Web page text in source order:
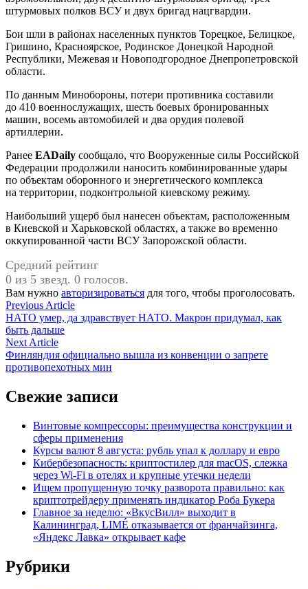
штурмовых полков ВСУ и двух бригад нацгвардии.
Бои шли в районах населенных пунктов Торецкое, Белицкое,
Гришино, Красноярское, Родинское Донецкой Народной
Республики, Межевая и Новоподгородное Днепропетровской
области.
По данным Минобороны, потери противника составили
до 410 военнослужащих, шесть боевых бронированных
машин, восемь автомобилей и два орудия полевой
артиллерии.
Ранее EADaily сообщало, что Вооруженные силы Российской
Федерации продолжили наносить комбинированные удары
по объектам оборонного и энергетического комплекса
на территории, подконтрольной киевскому режиму.
Наибольший ущерб был нанесен объектам, расположенным
в Киевской и Харьковской областях, а также во временно
оккупированной части ВСУ Запорожской области.
Средний рейтинг
0 из 5 звезд. 0 голосов.
Вам нужно авторизироваться для того, чтобы проголосовать.
Навигация
по
записям
Previous ArticlePrevious
article:
НАТО умер, да здравствует НАТО. Макрон придумал, как
быть дальше
Next ArticleNext
article:
Финляндия официально вышла из конвенции о запрете
противопехотных мин
Свежие записи
Винтовые компрессоры: преимущества конструкции и
сферы применения
Курсы валют 8 августа: рубль упал к доллару и евро
Кибербезопасность: криптостилер для macOS, слежка
через Wi-Fi в отелях и крупные утечки недели
Ищем пропущенную точку разворота правильно: как
криптотрейдеру применять индикатор Роба Букера
Главное за неделю: «ВкусВилл» выходит в
Калининград, LIMÉ отказывается от франчайзинга,
«Яндекс Лавка» открывает кафе
Рубрики